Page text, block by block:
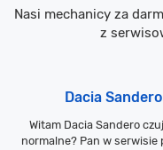
Nasi mechanicy za
z
Dacia
Witam Dacia Sandero
normalne? Pan w serwisie